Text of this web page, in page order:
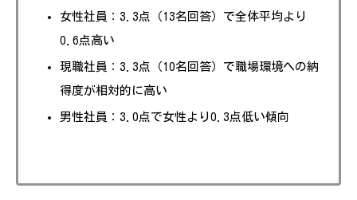
女性社員：3.3点（13名回答）で全体平均より
0.6点高い
現職社員：3.3点（10名回答）で職場環境への納
得度が相対的に高い
男性社員：3.0点で女性より0.3点低い傾向